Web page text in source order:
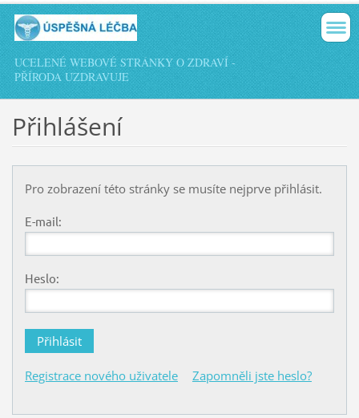
UCELENÉ WEBOVÉ STRÁNKY O ZDRAVÍ -
PŘÍRODA UZDRAVUJE
Přihlášení
Pro zobrazení této stránky se musíte nejprve přihlásit.
E-mail:
Heslo:
Registrace nového uživatele Zapomněli jste heslo?